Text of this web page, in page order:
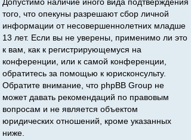
того, что опекуны разрешают сбор личной
информации от несовершеннолетних младше
13 лет. Если вы не уверены, применимо ли это
к вам, как к регистрирующемуся на
конференции, или к самой конференции,
обратитесь за помощью к юрисконсульту.
Обратите внимание, что phpBB Group не
может давать рекомендаций по правовым
вопросам и не является объектом
юридических отношений, кроме указанных
ниже.